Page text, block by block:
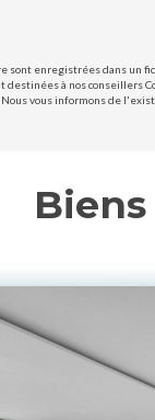
sont enregistrées dans un
à nos conseillers
vous informons de